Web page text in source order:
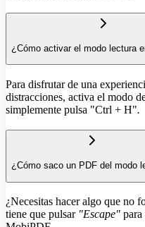
¿Cómo activar el modo lectura
Para disfrutar de una
distracciones, activa el modo
simplemente pulsa "Ctrl + H".
¿Cómo saco un PDF del modo
¿Necesitas hacer algo que no
tiene que pulsar "Escape"